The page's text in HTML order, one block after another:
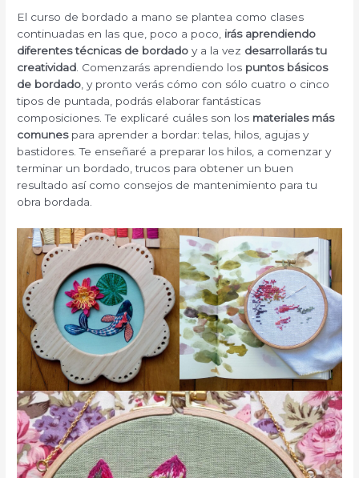
El curso de bordado a mano se plantea como clases
continuadas en las que, poco a poco, irás aprendiendo
diferentes técnicas de bordado y a la vez desarrollarás tu
creatividad . Comenzarás aprendiendo los puntos básicos
de bordado , y pronto verás cómo con sólo cuatro o cinco
tipos de puntada, podrás elaborar fantásticas
composiciones. Te explicaré cuáles son los materiales más
comunespara aprender a bordar: telas, hilos, agujas y
bastidores. Te enseñaré a preparar los hilos, a comenzar y
terminar un bordado, trucos para obtener un buen
resultado así como consejos de mantenimiento para tu
obra bordada.